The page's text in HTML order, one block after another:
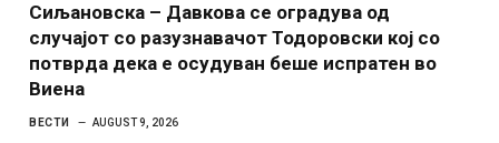
Сиљановска – Давкова се оградува од
случајот со разузнавачот Тодоровски кој со
потврда дека е осудуван беше испратен во
Виена
ВЕСТИ AUGUST 9, 2026